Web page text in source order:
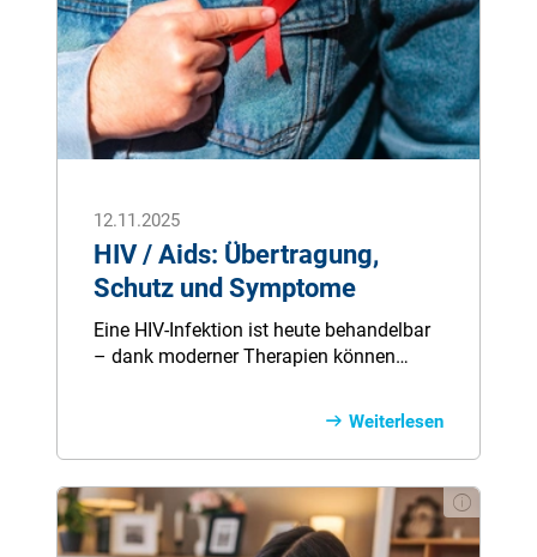
12.11.2025
HIV / Aids: Übertragung,
Schutz und Symptome
Eine HIV-Infektion ist heute behandelbar
– dank moderner Therapien können
normaler Lebenserwartung führen. Doch
die Krankheit bleibt weltweit relevant.
Jährlich gibt es tausende Neuinfektionen,
auch in Deutschland. Vorsorge, Tests und
Schutzmaßnahmen sind entscheidend,
um eine Infektion mit HIV zu verhindern.
Weiterlesen